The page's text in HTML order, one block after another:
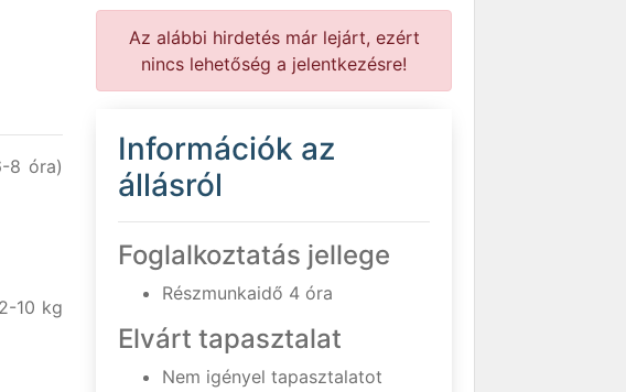
8 óra)
10 kg
Az alábbi hirdetés már lejárt, ezért
nincs lehetőség a jelentkezésre!
Információk az
állásról
Foglalkoztatás jellege
Részmunkaidő 4 óra
Elvárt tapasztalat
Nem igényel tapasztalatot